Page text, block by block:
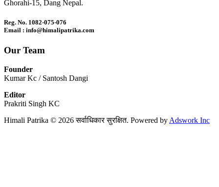
Ghorahi-15, Dang Nepal.
Reg. No. 1082-075-076
Email : info@himalipatrika.com
Our Team
Founder
Kumar Kc / Santosh Dangi
Editor
Prakriti Singh KC
Himali Patrika © 2026 सर्वाधिकार सुरक्षित. Powered by Adswork Inc